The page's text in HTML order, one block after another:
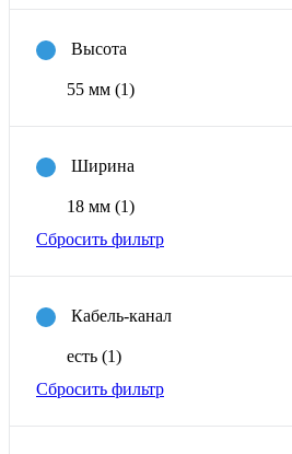
Высота
55 мм (1)
Ширина
18 мм (1)
Сбросить фильтр
Кабель-канал
есть (1)
Сбросить фильтр